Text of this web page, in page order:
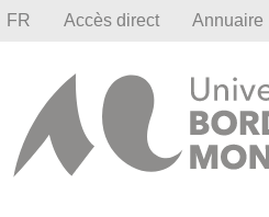
FR Accès direct Annuaire